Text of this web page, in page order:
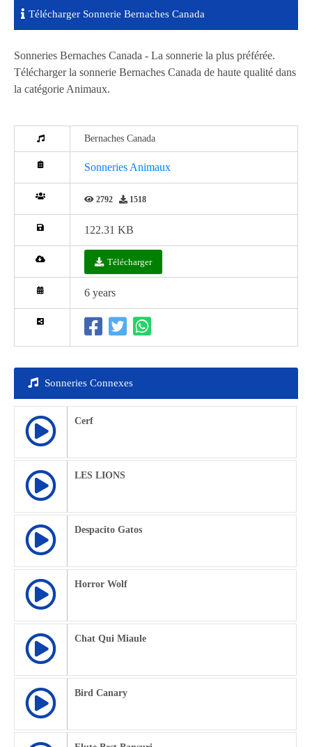
Télécharger Sonnerie Bernaches Canada
Sonneries Bernaches Canada - La sonnerie la plus préférée.
Télécharger la sonnerie Bernaches Canada de haute qualité dans
la catégorie Animaux.
Bernaches Canada
Sonneries Animaux
2792 1518
122.31 KB
Télécharger
6 years
Sonneries Connexes
Cerf
LES LIONS
Despacito Gatos
Horror Wolf
Chat Qui Miaule
Bird Canary